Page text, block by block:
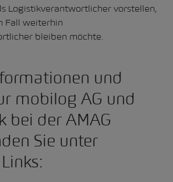
Logistikverantwortlicher vorstellen,
Fall weiterhin
bleiben möchte.
und
mobilog AG und
bei der AMAG
Sie unter